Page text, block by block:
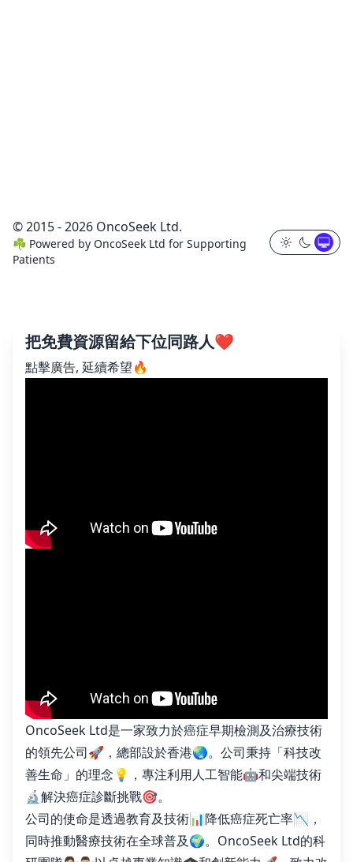
© 2015 - 2026 OncoSeek Ltd.
☘️ Powered by OncoSeek Ltd for Supporting
Patients
把免費資源留給下位同路人❤️
點擊廣告, 延續希望🔥
OncoSeek Ltd是一家致力於癌症早期檢測及治療技術
的領先公司🚀，總部設於香港🌏。公司秉持「科技改
善生命」的理念💡，專注利用人工智能🤖和尖端技術
🔬解決癌症診斷挑戰🎯。
公司的使命是透過教育及技術📊降低癌症死亡率📉，
同時推動醫療技術在全球普及🌍。OncoSeek Ltd的科